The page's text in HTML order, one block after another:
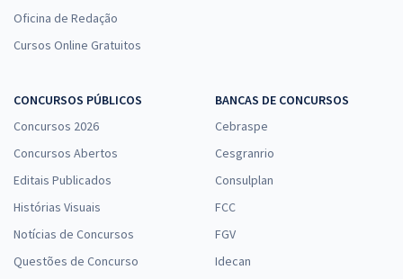
Oficina de Redação
Cursos Online Gratuitos
CONCURSOS PÚBLICOS
Concursos 2026
Concursos Abertos
Editais Publicados
Histórias Visuais
Notícias de Concursos
Questões de Concurso
BANCAS DE CONCURSOS
Cebraspe
Cesgranrio
Consulplan
FCC
FGV
Idecan